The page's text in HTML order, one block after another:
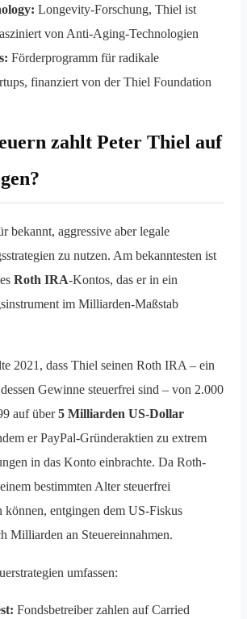
Longevity-Forschung, Thiel ist
von Anti-Aging-Technologien
Förderprogramm für radikale
finanziert von der Thiel Foundation
zahlt Peter Thiel auf
bekannt, aggressive aber legale
zu nutzen. Am bekanntesten ist
Roth IRA-Kontos, das er in ein
im Milliarden-Maßstab
2021, dass Thiel seinen Roth IRA – ein
Gewinne steuerfrei sind – von 2.000
auf über5 Milliarden US-Dollar
er PayPal-Gründeraktien zu extrem
in das Konto einbrachte. Da Roth-
bestimmten Alter steuerfrei
können, entgingen dem US-Fiskus
Milliarden an Steuereinnahmen.
umfassen:
Fondsbetreiber zahlen auf Carried